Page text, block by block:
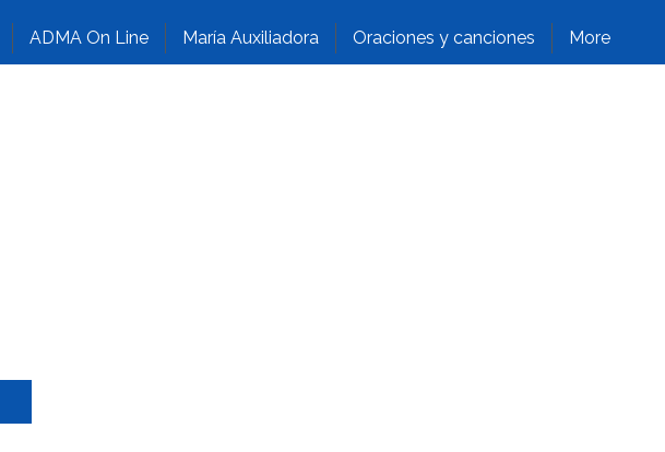
ADMA On Line María Auxiliadora Oraciones y canciones More